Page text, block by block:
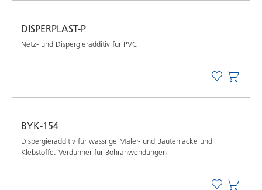
DISPERPLAST-P
Netz- und Dispergieradditiv für PVC
BYK-154
Dispergieradditiv für wässrige Maler- und Bautenlacke und
Klebstoffe. Verdünner für Bohranwendungen